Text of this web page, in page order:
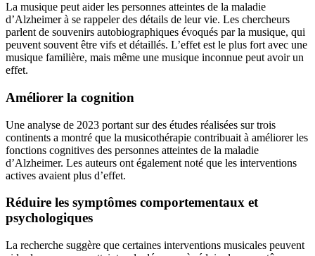
La musique peut aider les personnes atteintes de la maladie
d’Alzheimer à se rappeler des détails de leur vie. Les chercheurs
parlent de souvenirs autobiographiques évoqués par la musique, qui
peuvent souvent être vifs et détaillés. L’effet est le plus fort avec une
musique familière, mais même une musique inconnue peut avoir un
effet.
Améliorer la cognition
Une analyse de 2023 portant sur des études réalisées sur trois
continents a montré que la musicothérapie contribuait à améliorer les
fonctions cognitives des personnes atteintes de la maladie
d’Alzheimer. Les auteurs ont également noté que les interventions
actives avaient plus d’effet.
Réduire les symptômes comportementaux et
psychologiques
La recherche suggère que certaines interventions musicales peuvent